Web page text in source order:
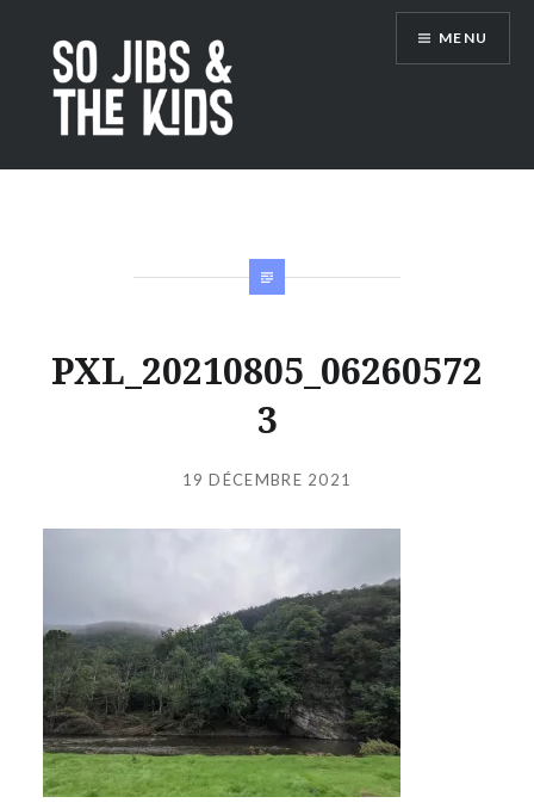
contenu
principal
So Jibs & the Kids
MENU
PXL_20210805_06260572
3
Publié
JIBS
le19 DÉCEMBRE 2021